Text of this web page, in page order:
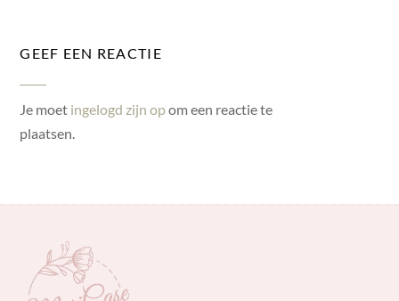
GEEF EEN REACTIE
Je moet ingelogd zijn opom een reactie te
plaatsen.